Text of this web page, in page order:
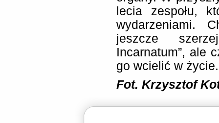
lecia zespołu,
wydarzeniami.
jeszcze
Incarnatum”, ale
go wcielić w życie.
Fot. Krzysztof